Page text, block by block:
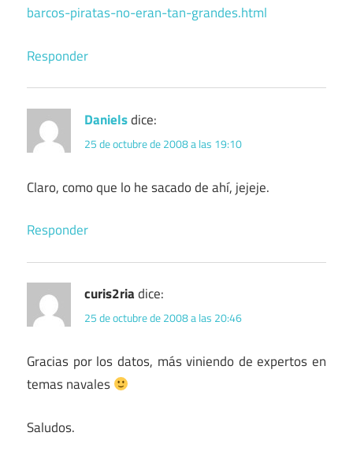
barcos-piratas-no-eran-tan-grandes.html
Responder
Danielsdice:
25 de octubre de 2008 a las 19:10
Claro, como que lo he sacado de ahí, jejeje.
Responder
curis2riadice:
25 de octubre de 2008 a las 20:46
Gracias por los datos, más viniendo de expertos en
temas navales
Saludos.